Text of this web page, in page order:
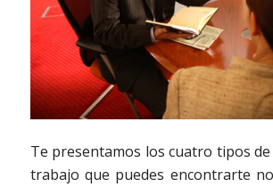
Te presentamos los cuatro tipos
trabajo que puedes encontrarte